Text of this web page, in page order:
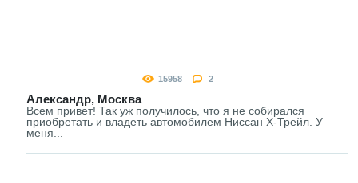
15958 2
Александр, Москва
Всем привет! Так уж получилось, что я не собирался
приобретать и владеть автомобилем Ниссан Х-Трейл. У
меня...